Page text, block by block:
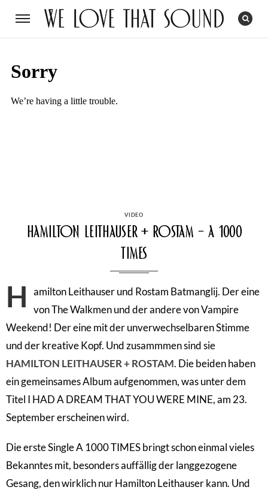
CATEGORIES
VIDEO
Hamilton Leithauser + Rostam – A 1000
Times
H
amilton Leithauser und Rostam Batmanglij. Der eine
von The Walkmen und der andere von Vampire
Weekend! Der eine mit der unverwechselbaren Stimme
und der kreative Kopf. Und zusammmen sind sie
HAMILTON LEITHAUSER + ROSTAM. Die beiden haben
ein gemeinsames Album aufgenommen, was unter dem
Titel I HAD A DREAM THAT YOU WERE MINE, am 23.
September erscheinen wird.
Die erste Single A 1000 TIMES bringt schon einmal vieles
Bekanntes mit, besonders auffällig der langgezogene
Gesang, den wirklich nur Hamilton Leithauser kann. Und